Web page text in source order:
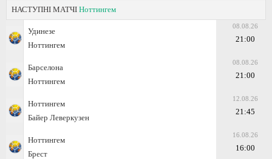
НАСТУПНІ МАТЧІ Ноттингем
Удинезе
Ноттингем
08.08.26
21:00
Барселона
Ноттингем
08.08.26
21:00
Ноттингем
Байер Леверкузен
12.08.26
21:45
Ноттингем
Брест
16.08.26
16:00